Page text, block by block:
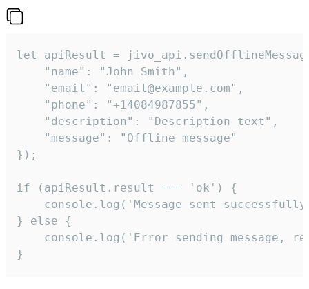
let apiResult =
    "name": "John Smith",
    "email": "email@example.com",
    "phone": "+14084987855",
    "description": "Description text",
    "message": "Offline message"
});
if (apiResult.result === 'ok') {
console.log('Message sent
} else {
console.log('Error sending message,
}